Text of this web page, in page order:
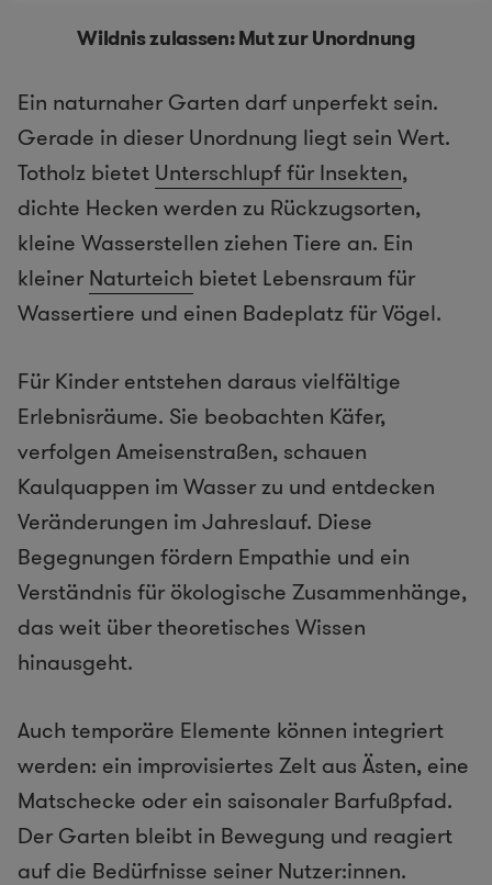
Wildnis zulassen: Mut zur Unordnung
Ein naturnaher Garten darf unperfekt sein.
Gerade in dieser Unordnung liegt sein Wert.
Totholz bietet Unterschlupf für Insekten,
dichte Hecken werden zu Rückzugsorten,
kleine Wasserstellen ziehen Tiere an. Ein
kleiner Naturteich bietet Lebensraum für
Wassertiere und einen Badeplatz für Vögel.
Für Kinder entstehen daraus vielfältige
Erlebnisräume. Sie beobachten Käfer,
verfolgen Ameisenstraßen, schauen
Kaulquappen im Wasser zu und entdecken
Veränderungen im Jahreslauf. Diese
Begegnungen fördern Empathie und ein
Verständnis für ökologische Zusammenhänge,
das weit über theoretisches Wissen
hinausgeht.
Auch temporäre Elemente können integriert
werden: ein improvisiertes Zelt aus Ästen, eine
Matschecke oder ein saisonaler Barfußpfad.
Der Garten bleibt in Bewegung und reagiert
auf die Bedürfnisse seiner Nutzer:innen.